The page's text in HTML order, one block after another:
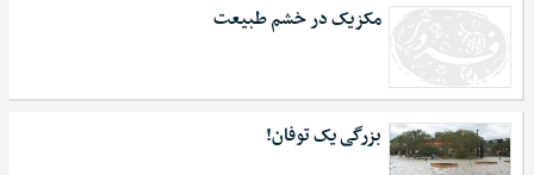
مکزیک در خشم طبیعت
بزرگی یک توفان!